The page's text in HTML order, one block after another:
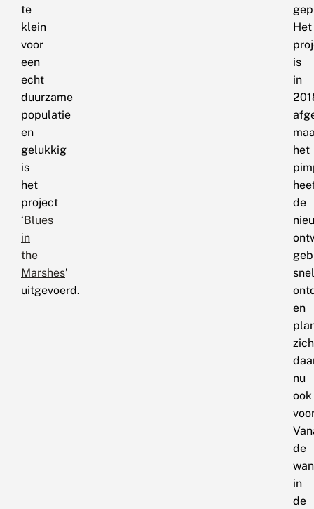
te
klein
voor
een
echt
duurzame
populatie
en
gelukkig
is
het
project
‘Blues
in
the
Marshes’
uitgevoerd.
Het
is
in
het
de
snel
en
zich
nu
ook
de
in
de